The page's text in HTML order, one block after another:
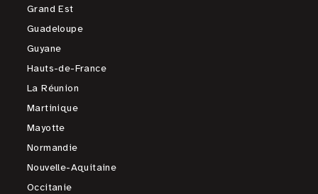
Grand Est
Guadeloupe
Guyane
Hauts-de-France
La Réunion
Martinique
Mayotte
Normandie
Nouvelle-Aquitaine
Occitanie